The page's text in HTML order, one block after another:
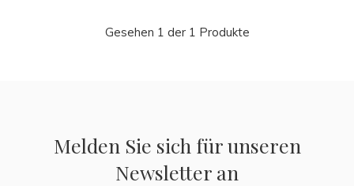
Gesehen 1 der 1 Produkte
Melden Sie sich für unseren
Newsletter an